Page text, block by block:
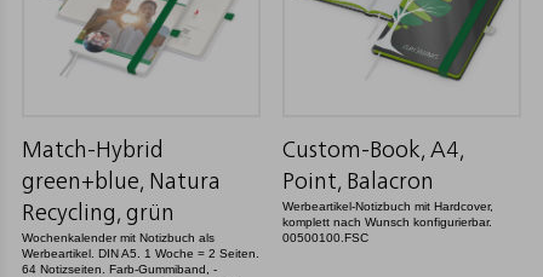
Match-Hybrid
green+blue, Natura
Recycling, grün
Wochenkalender mit Notizbuch als
Werbeartikel. DIN A5. 1 Woche = 2 Seiten.
64 Notizseiten. Farb-Gummiband, -
Custom-Book, A4,
Point, Balacron
Werbeartikel-Notizbuch mit Hardcover,
komplett nach Wunsch konfigurierbar.
00500100.FSC